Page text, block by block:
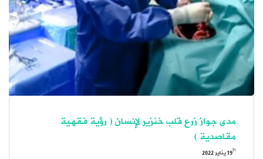
مدى جواز زرع قلب خنزير لإنسان ( رؤية فقهية
مقاصدية )
19th يناير 2022